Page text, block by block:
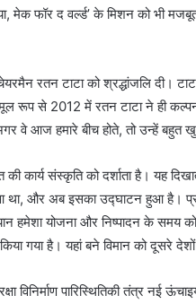
मेक फॉर द वर्ल्ड’ के मिशन को भी
रतन टाटा को श्रद्धांजलि दी।
रूप से 2012 में रतन टाटा ने ही
वे आज हमारे बीच होते, तो उन्हें बहुत
की कार्य संस्कृति को दर्शाता है। यह
और अब इसका उद्घाटन हुआ है।
हमेशा योजना और निष्पादन के समय
गया है। यहां बने विमान को दूसरे
विनिर्माण पारिस्थितिकी तंत्र नई